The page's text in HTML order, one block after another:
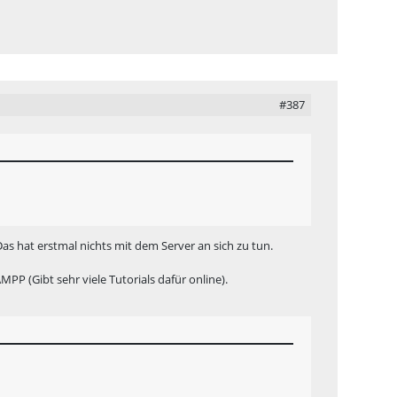
#387
hat erstmal nichts mit dem Server an sich zu tun.
(Gibt sehr viele Tutorials dafür online).